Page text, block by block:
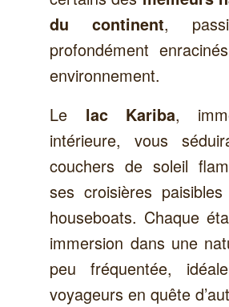
du continent,
profondément
environnement.
Le lac Kariba,
intérieure, vous
couchers de soleil
ses croisières
houseboats. Chaque
immersion dans une
peu fréquentée,
voyageurs en quête